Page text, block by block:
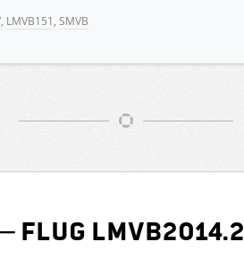
, LMVB151, SMVB
LMVB2014.2